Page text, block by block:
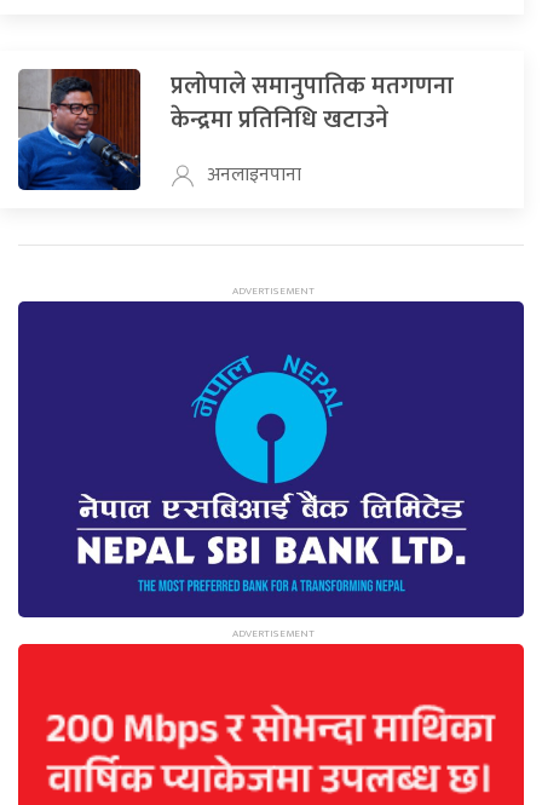
प्रलोपाले समानुपातिक मतगणना
केन्द्रमा प्रतिनिधि खटाउने
अनलाइनपाना